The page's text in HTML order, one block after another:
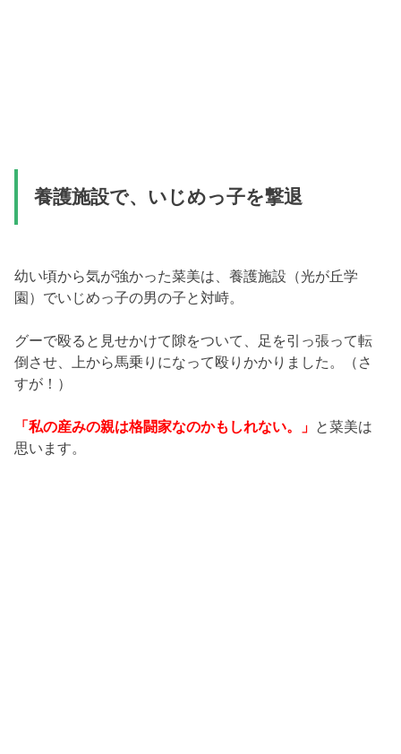
養護施設で、いじめっ子を撃退
幼い頃から気が強かった菜美は、養護施設（光が丘学
園）でいじめっ子の男の子と対峙。
グーで殴ると見せかけて隙をついて、足を引っ張って転
倒させ、上から馬乗りになって殴りかかりました。（さ
すが！）
「私の産みの親は格闘家なのかもしれない。」 と菜美は
思います。